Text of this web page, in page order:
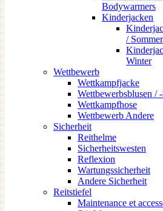
Bodywarmers
Kinderjacken
/ Sommer
Winter
Wettbewerb
Wettkampfjacke
Wettbewerbsblusen /
Wettkampfhose
Wettbewerb Andere
Sicherheit
Reithelme
Sicherheitswesten
Reflexion
Wartungssicherheit
Andere Sicherheit
Reitstiefel
Maintenance et